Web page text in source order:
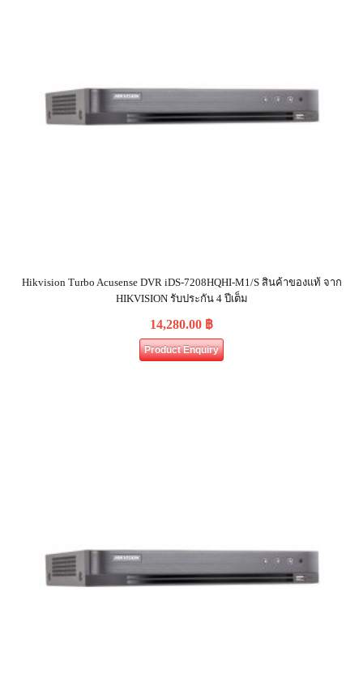
Hikvision Turbo Acusense DVR iDS-7208HQHI-M1/S สินค้าของแท้ จาก
HIKVISION รับประกัน 4 ปีเต็ม
14,280.00 ฿
Product Enquiry